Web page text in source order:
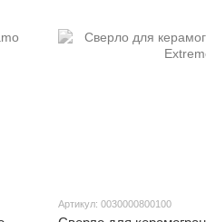
Артикул: 0030000800100